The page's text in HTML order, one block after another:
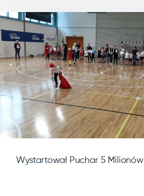
Wystartował Puchar 5 Milionów